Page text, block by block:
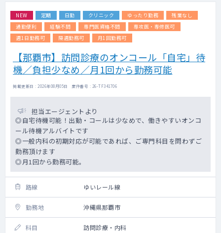
NEW 定期 日勤 クリニック ゆったり勤務
残業なし
通勤便利
経験不問 専門医資格不問
専攻医・専修医可
週1日勤務可
隔週勤務可 月1回勤務可
【那覇市】訪問診療のオンコール「自宅」待
機／負担少なめ／月1回から勤務可能
掲載更新日 : 2026年08月05日 案件番号 : 26-TF341706
担当エージェントより
◎自宅待機可能！出動・コールは少なめで、働きやすいオンコ
ール待機アルバイトです
◎一般内科の初期対応が可能であれば、ご専門科目を問わずご
勤務頂けます
◎月1回から勤務可能。
路線 ゆいレール線
勤務地 沖縄県那覇市
科目 訪問診療・内科